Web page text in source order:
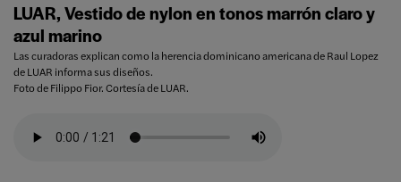
LUAR, Vestido de nylon en tonos marrón claro y
azul marino
Las curadoras explican como la herencia dominicano americana de Raul Lopez
de LUAR informa sus diseños.
Foto de Filippo Fior. Cortesía de LUAR.